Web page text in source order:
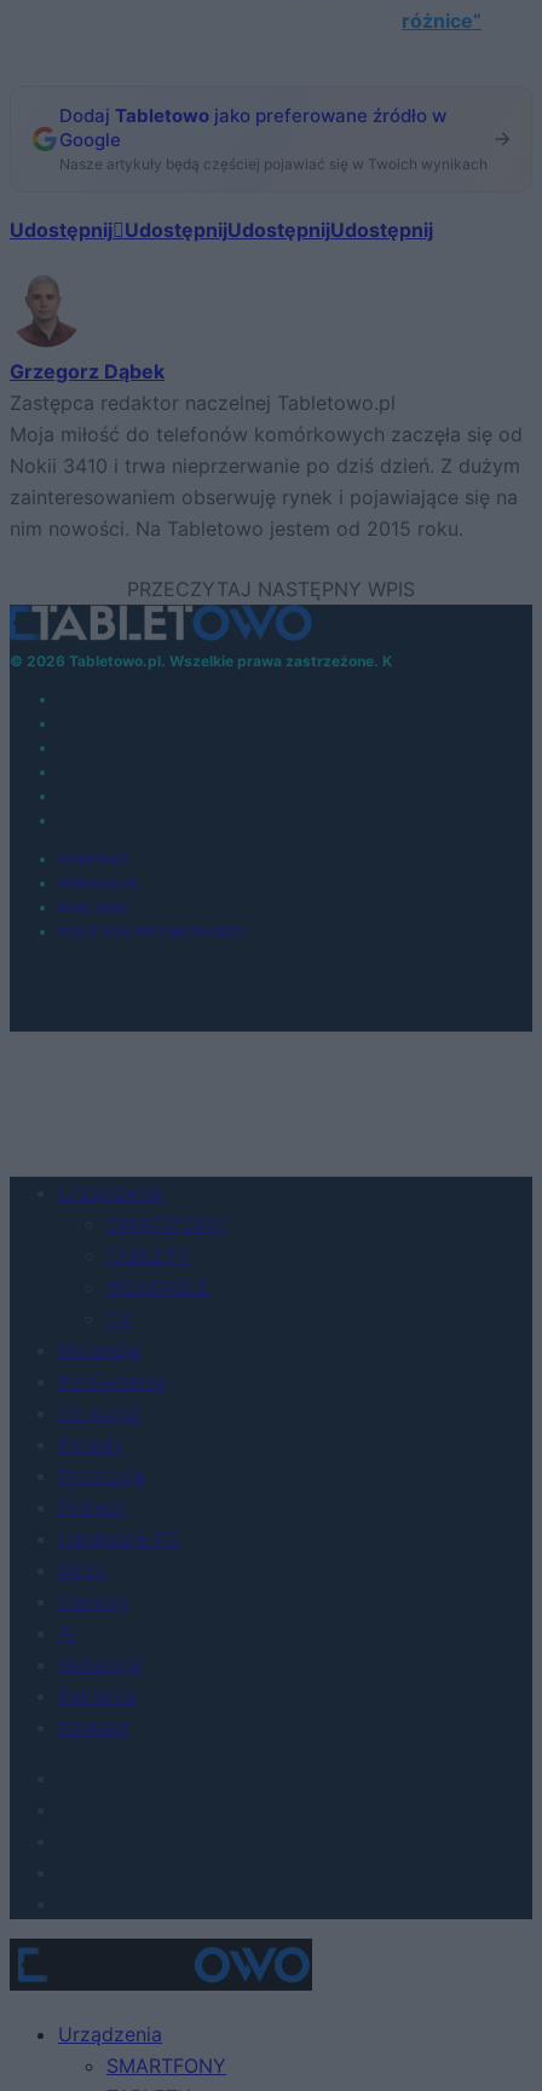
różnice”
Dodaj Tabletowo jako preferowane źródło w
Google
Nasze artykuły będą częściej pojawiać się w Twoich wynikach
Udostępnij UdostępnijUdostępnijUdostępnij
Grzegorz Dąbek
Zastępca redaktor naczelnej Tabletowo.pl
Moja miłość do telefonów komórkowych zaczęła się od
Nokii 3410 i trwa nieprzerwanie po dziś dzień. Z dużym
zainteresowaniem obserwuję rynek i pojawiające się na
nim nowości. Na Tabletowo jestem od 2015 roku.
© 2026 Tabletowo.pl. Wszelkie prawa zastrzeżone. K
KONTAKT
REDAKCJA
REKLAMA
POLITYKA PRYWATNOŚCI
Urządzenia
SMARTFONY
TABLETY
WEARABLE
TV
Recenzje
Porównania
Co kupić
Porady
Promocje
FinTech
Hardware PC
Moto
Gaming
AI
Redakcja
Reklama
Kontakt
Urządzenia
SMARTFONY